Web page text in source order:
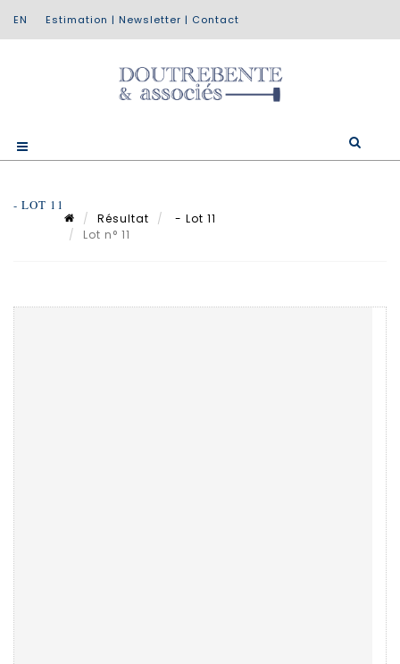
Estimation | Newsletter | Contact
- LOT 11
Résultat
- Lot 11
Lot n° 11